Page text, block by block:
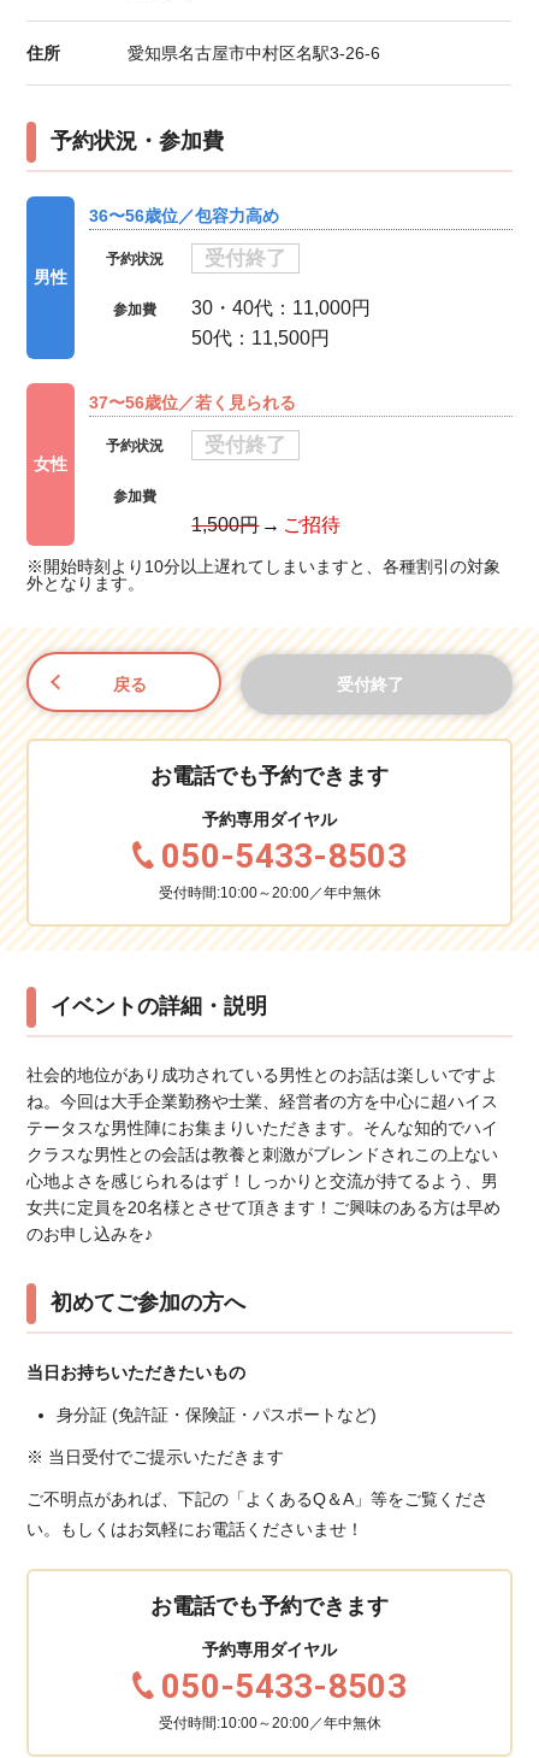
住所 愛知県名古屋市中村区名駅3-26-6
予約状況・参加費
男性
36〜56歳位／包容力高め
予約状況 受付終了
参加費
30・40代：11,000円
50代：11,500円
女性
37〜56歳位／若く見られる
予約状況 受付終了
参加費
1,500円 ご招待
※開始時刻より10分以上遅れてしまいますと、各種割引の対象
外となります。
戻る 受付終了
お電話でも予約できます
予約専用ダイヤル
050-5433-8503
受付時間:10:00～20:00／年中無休
イベントの詳細・説明
社会的地位があり成功されている男性とのお話は楽しいですよ
ね。今回は大手企業勤務や士業、経営者の方を中心に超ハイス
テータスな男性陣にお集まりいただきます。そんな知的でハイ
クラスな男性との会話は教養と刺激がブレンドされこの上ない
心地よさを感じられるはず！しっかりと交流が持てるよう、男
女共に定員を20名様とさせて頂きます！ご興味のある方は早め
のお申し込みを♪
初めてご参加の方へ
当日お持ちいただきたいもの
身分証 (免許証・保険証・パスポートなど)
※ 当日受付でご提示いただきます
ご不明点があれば、下記の「よくあるQ＆A」等をご覧くださ
い。もしくはお気軽にお電話くださいませ！
お電話でも予約できます
予約専用ダイヤル
050-5433-8503
受付時間:10:00～20:00／年中無休